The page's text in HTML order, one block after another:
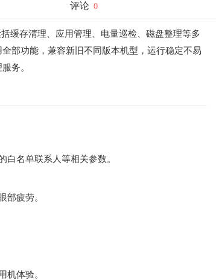
评论 0
缓存清理、应用管理、电量巡检、磁盘整理等多
部功能，兼容新旧不同版本机型，运行稳定不易
务。
名单联系人等相关参数。
部疲劳。
机体验。